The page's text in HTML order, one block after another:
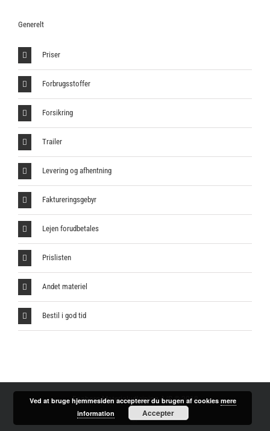
Generelt
Priser
Forbrugsstoffer
Forsikring
Trailer
Levering og afhentning
Faktureringsgebyr
Lejen forudbetales
Prislisten
Andet materiel
Bestil i god tid
Faaborg Materialudlejning A/S © 2018
Facebook
Ved at bruge hjemmesiden accepterer du brugen af cookies mere
information
Accepter